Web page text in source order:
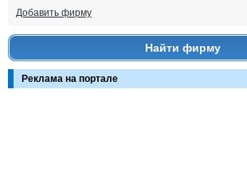
Добавить фирму
Найти фирму
Реклама на портале